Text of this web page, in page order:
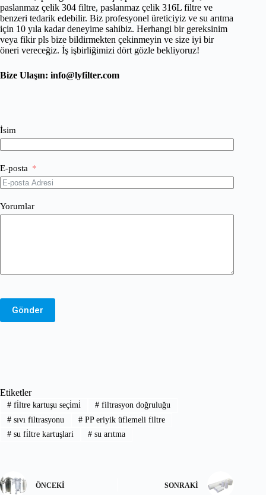
paslanmaz çelik 304 filtre, paslanmaz çelik 316L filtre ve
benzeri tedarik edebilir. Biz profesyonel üreticiyiz ve su arıtma
için 10 yıla kadar deneyime sahibiz. Herhangi bir gereksinim
veya fikir pls bize bildirmekten çekinmeyin ve size iyi bir
öneri vereceğiz. İş işbirliğimizi dört gözle bekliyoruz!
Bize Ulaşın: info@lyfilter.com
İsim
E-posta
Yorumlar
Gönder
Etiketler
#fi̇ltre kartuşu seçi̇mi̇ #filtrasyon doğruluğu
#sıvı filtrasyonu #PP eriyik üflemeli filtre
#su fi̇ltre kartuşlari #su arıtma
ÖNCEKI SONRAKI